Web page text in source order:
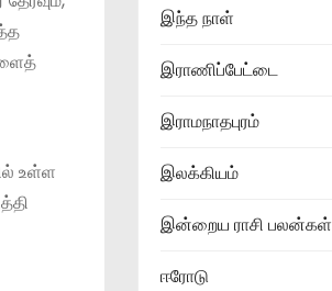
உள்ள
இந்த நாள்
இராணிப்பேட்டை
இராமநாதபுரம்
இலக்கியம்
இன்றைய ராசி பலன்கள்
ஈரோடு